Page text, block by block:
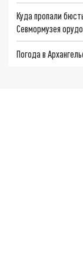
Куда пропали
Севмормузея
Погода в